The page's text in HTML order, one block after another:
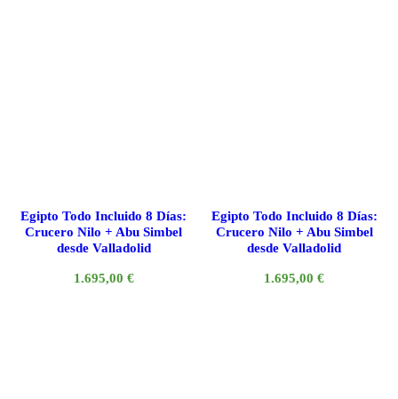
Egipto Todo Incluido 8 Días:
Crucero Nilo + Abu Simbel
desde Valladolid
1.695,00 €
Egipto Todo Incluido 8 Días:
Crucero Nilo + Abu Simbel
desde Valladolid
1.695,00€